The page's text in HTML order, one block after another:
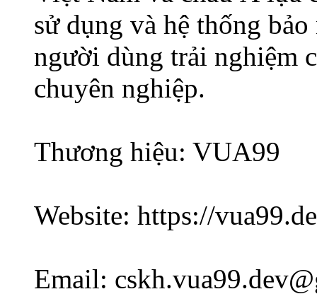
sử dụng và hệ thống
người dùng trải nghiệm
chuyên nghiệp.
Thương hiệu: VUA99
Website: https://
Email: